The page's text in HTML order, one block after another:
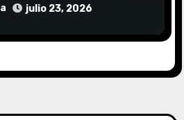
julio 23, 2026